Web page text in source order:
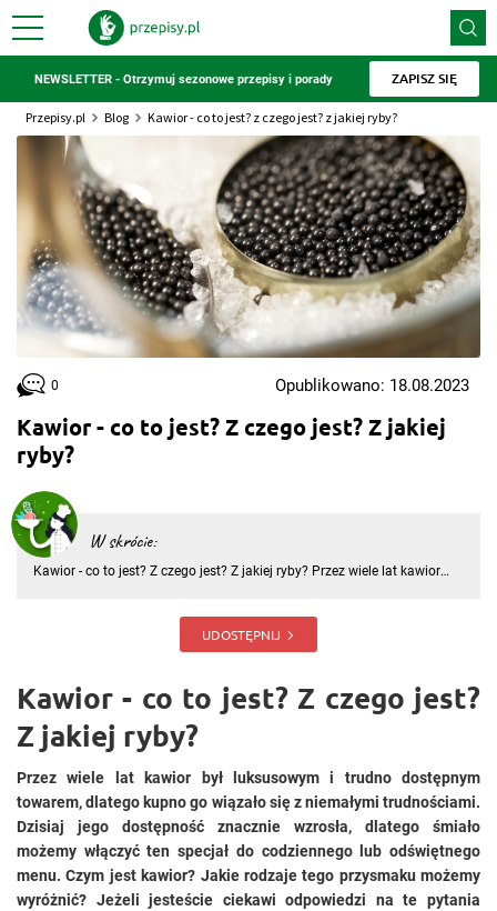
NEWSLETTER - Otrzymuj sezonowe przepisy i porady ZAPISZ SIĘ
Przepisy.pl Blog Kawior - co to jest? z czego jest? z jakiej ryby?
Kawior - co to jest? Z czego jest? Z jakiej
ryby?
W skrócie:
Kawior - co to jest? Z czego jest? Z jakiej ryby? Przez wiele lat kawior
znacznie wzrosła, dlatego śmiało możemy włączyć ten specjał
UDOSTĘPNIJ
0 Opublikowano: 18.08.2023
Kawior - co to jest? Z czego jest?
Z jakiej ryby?
Przez wiele lat kawior był luksusowym i trudno dostępnym
towarem, dlatego kupno go wiązało się z niemałymi trudnościami.
Dzisiaj jego dostępność znacznie wzrosła, dlatego śmiało
możemy włączyć ten specjał do codziennego lub odświętnego
menu. Czym jest kawior? Jakie rodzaje tego przysmaku możemy
wyróżnić? Jeżeli jesteście ciekawi odpowiedzi na te pytania